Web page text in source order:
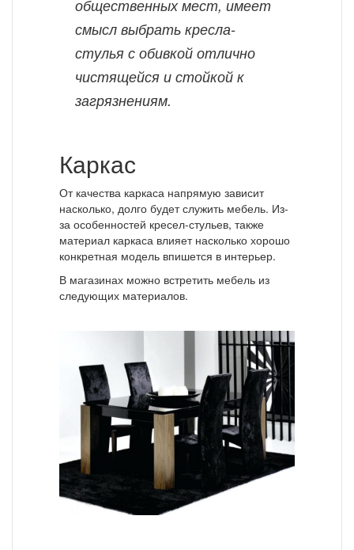
общественных мест, имеет
смысл выбрать кресла-
стулья с обивкой отлично
чистящейся и стойкой к
загрязнениям.
Каркас
От качества каркаса напрямую зависит
насколько, долго будет служить мебель. Из-
за особенностей кресел-стульев, также
материал каркаса влияет насколько хорошо
конкретная модель впишется в интерьер.
В магазинах можно встретить мебель из
следующих материалов.